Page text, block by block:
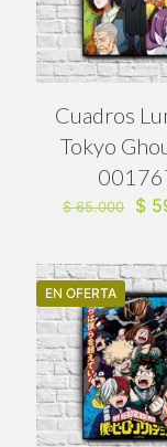
Cuadros
Tokyo
$65.000
El
era:
$
$
EN OFERTA